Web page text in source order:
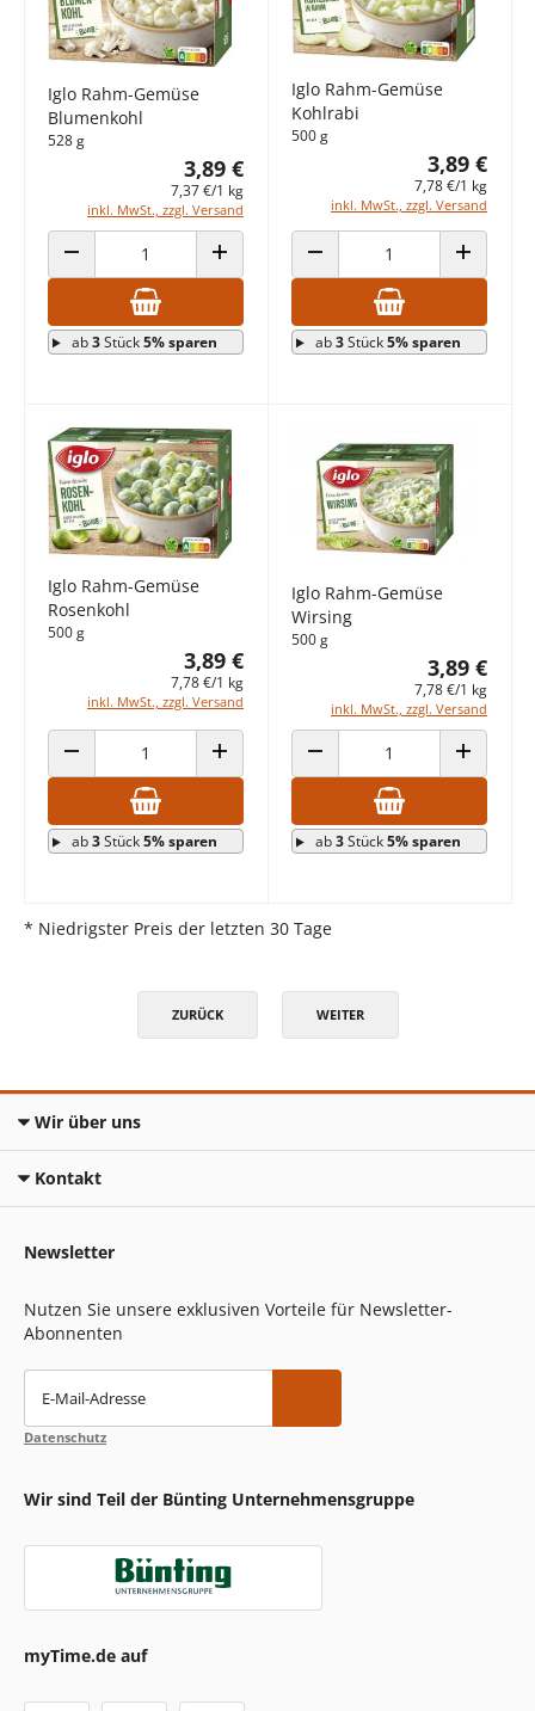
Iglo Rahm-Gemüse
Blumenkohl
528 g
3,89 €
7,37 €/1 kg
inkl. MwSt., zzgl. Versand
ANZAHL VERRINGERN ANZAHL ERHÖHEN
ab3Stück5% sparen
Iglo Rahm-Gemüse
Kohlrabi
500 g
3,89 €
7,78 €/1 kg
inkl. MwSt., zzgl. Versand
ANZAHL VERRINGERN ANZAHL
ab3Stück5% sparen
Iglo Rahm-Gemüse
Rosenkohl
500 g
3,89 €
7,78 €/1 kg
inkl. MwSt., zzgl. Versand
ANZAHL VERRINGERN ANZAHL ERHÖHEN
ab3Stück5% sparen
Iglo Rahm-Gemüse
Wirsing
500 g
3,89 €
7,78 €/1 kg
inkl. MwSt., zzgl. Versand
ANZAHL VERRINGERN ANZAHL
ab3Stück5% sparen
* Niedrigster Preis der letzten 30 Tage
ZURÜCK WEITER
Wir über uns
Kontakt
Newsletter
Nutzen Sie unsere exklusiven Vorteile für Newsletter-
Abonnenten
E-Mail-Adresse
Datenschutz
Wir sind Teil der Bünting Unternehmensgruppe
myTime.de auf